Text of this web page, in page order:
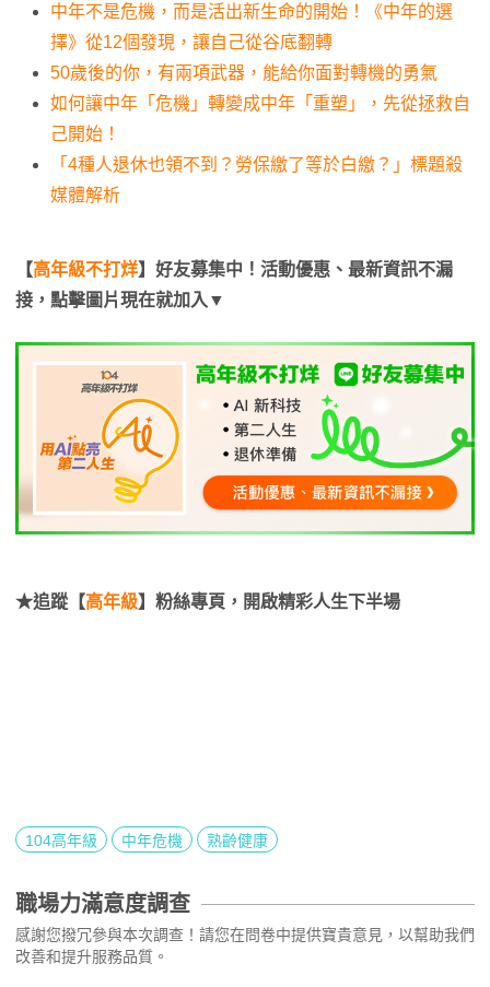
中年不是危機，而是活出新生命的開始！《中年的選
擇》從12個發現，讓自己從谷底翻轉
50歲後的你，有兩項武器，能給你面對轉機的勇氣
如何讓中年「危機」轉變成中年「重塑」，先從拯救自
己開始！
「4種人退休也領不到？勞保繳了等於白繳？」標題殺
媒體解析
【高年級不打烊】好友募集中！活動優惠、最新資訊不漏
接，點擊圖片現在就加入▼
★追蹤【高年級】粉絲專頁，開啟精彩人生下半場
104高年級 中年危機 熟齡健康
職場力滿意度調查
感謝您撥冗參與本次調查！請您在問卷中提供寶貴意見，以幫助我們
改善和提升服務品質。